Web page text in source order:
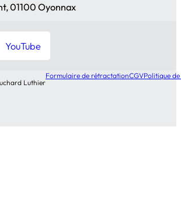
01100 Oyonnax
YouTube
Luthier
Formulaire de rétractationCGVPolitique